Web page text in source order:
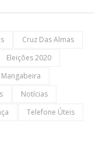
Cruz Das Almas
Eleições 2020
Notícias
Telefone Úteis